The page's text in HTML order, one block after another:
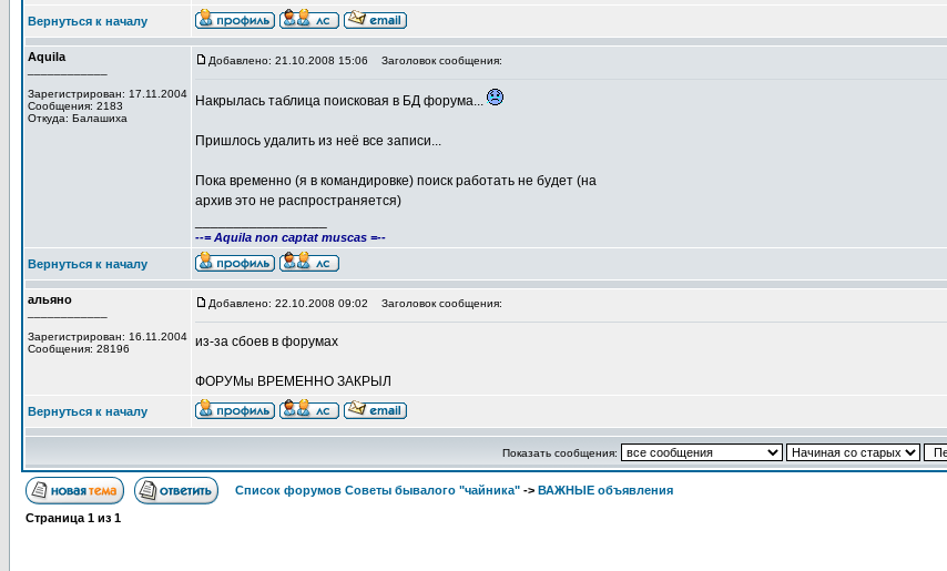
Вернуться к началу
Aquila
Зарегистрирован: 17.11.2004
Сообщения: 2183
Откуда: Балашиха
Добавлено: 21.10.2008 15:06 Заголовок сообщения:
Накрылась таблица поисковая в БД форума...
Пришлось удалить из неё все записи...
Пока временно (я в командировке) поиск работать не будет (на
архив это не распространяется)
--= Aquila non captat muscas =--
Вернуться к началу
альяно
Зарегистрирован: 16.11.2004
Сообщения: 28196
Добавлено: 22.10.2008 09:02 Заголовок сообщения:
из-за сбоев в форумах
ФОРУМы ВРЕМЕННО ЗАКРЫЛ
Вернуться к началу
Показать сообщения:
Список форумов Советы бывалого "чайника" -> ВАЖНЫЕ объявления
Страница 1 из 1